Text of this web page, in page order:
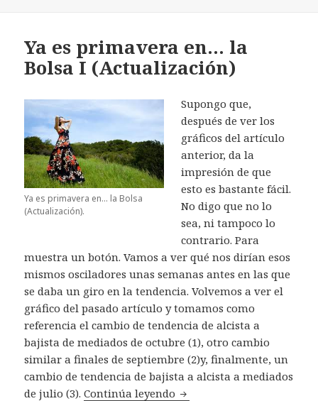
Ya es primavera en… la
Bolsa I (Actualización)
Ya es primavera en... la Bolsa
(Actualización).
Supongo que,
después de ver los
gráficos del artículo
anterior, da la
impresión de que
esto es bastante fácil.
No digo que no lo
sea, ni tampoco lo
contrario. Para
muestra un botón. Vamos a ver qué nos dirían esos
mismos osciladores unas semanas antes en las que
se daba un giro en la tendencia. Volvemos a ver el
gráfico del pasado artículo y tomamos como
referencia el cambio de tendencia de alcista a
bajista de mediados de octubre (1), otro cambio
similar a finales de septiembre (2)y, finalmente, un
cambio de tendencia de bajista a alcista a mediados
de julio (3).Continúa leyendo Ya es primavera en… la